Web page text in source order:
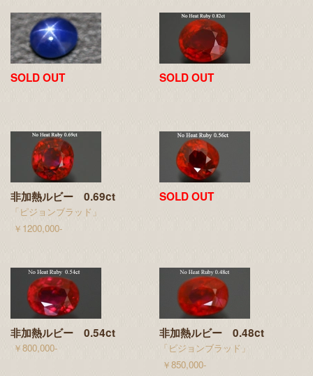
SOLD OUT SOLD OUT
非加熱ルビー 0.69ct
「ピジョンブラッド」
￥1200,000-
SOLD OUT
非加熱ルビー 0.54ct
￥800,000-
非加熱ルビー 0.48ct
「ピジョンブラッド」
￥850,000-